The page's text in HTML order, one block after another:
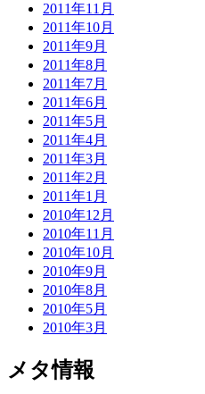
2011年11月
2011年10月
2011年9月
2011年8月
2011年7月
2011年6月
2011年5月
2011年4月
2011年3月
2011年2月
2011年1月
2010年12月
2010年11月
2010年10月
2010年9月
2010年8月
2010年5月
2010年3月
メタ情報